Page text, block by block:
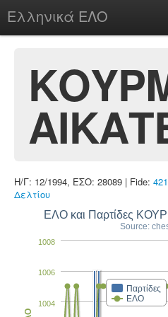
Ελληνικά ΕΛΟ
chesstu.be @ discord
Login
Η/Γ: 12/1994, ΕΣΟ: 28089 | Fide:
Δελτίου
ΕΛΟ και Παρτίδες
Source:
Παρτίδες
ΕΛΟ
1004
1006
1008